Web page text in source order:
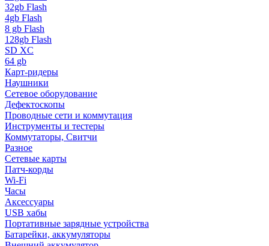
32gb Flash
4gb Flash
8 gb Flash
128gb Flash
SD XC
64 gb
Карт-ридеры
Наушники
Сетевое оборудование
Дефектоскопы
Проводные сети и коммутация
Инструменты и тестеры
Коммутаторы, Свитчи
Разное
Сетевые карты
Патч-корды
Wi-Fi
Часы
Аксессуары
USB хабы
Портативные зарядные устройства
Батарейки, аккумуляторы